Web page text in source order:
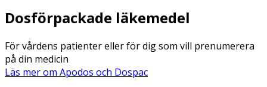
Dosförpackade läkemedel
För vårdens patienter eller för dig som vill prenumerera
på din medicin
Läs mer om Apodos och Dospac